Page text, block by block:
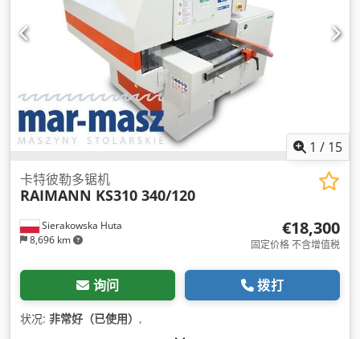
1 / 15
Sierakowska Huta
8,696 km
卡特彼勒多锯机
RAIMANN KS310 340/120
€18,300
固定价格 不含增值税
询问 拨打
状况: 非常好（已使用） ,